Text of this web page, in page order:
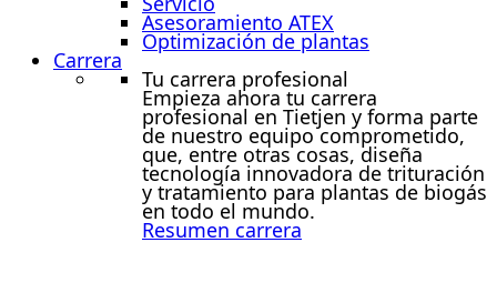
Asesoramiento ATEX
Optimización de plantas
Carrera
Tu carrera profesional
Empieza ahora tu carrera
profesional en Tietjen y forma parte
de nuestro equipo comprometido,
que, entre otras cosas, diseña
tecnología innovadora de trituración
y tratamiento para plantas de biogás
en todo el mundo.
Resumen carrera